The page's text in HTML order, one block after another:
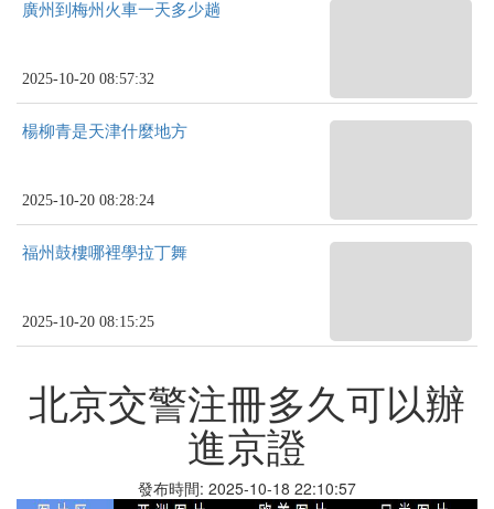
廣州到梅州火車一天多少趟
2025-10-20 08:57:32
楊柳青是天津什麼地方
2025-10-20 08:28:24
福州鼓樓哪裡學拉丁舞
2025-10-20 08:15:25
北京交警注冊多久可以辦
進京證
發布時間: 2025-10-18 22:10:57